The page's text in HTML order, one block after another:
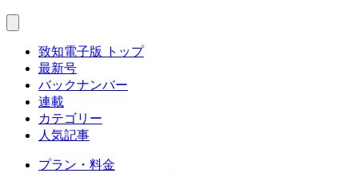
致知電子版 トップ
最新号
バックナンバー
連載
カテゴリー
人気記事
プラン・料金